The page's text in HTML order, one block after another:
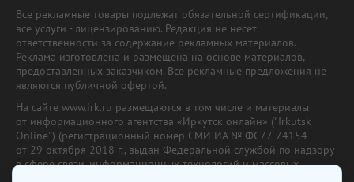
Все рекламные товары подлежат обязательной сертификации,
все услуги - лицензированию. Редакция не несет
ответственности за содержание рекламных материалов.
Реклама изготовлена и размещена на основе материалов,
предоставленных заказчиком. Все рекламные предложения не
являются публичной офертой.
На сайте www.irk.ru размещаются в том числе и материалы
от информационного агентства «Иркутск онлайн» ("Irkutsk
Online") (регистрационный номер СМИ ИА № ФС77-74154
от 29 октября 2018 г., выдан Федеральной службой по надзору
в сфере связи, информационных технологий и массовых